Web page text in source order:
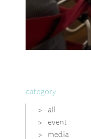
category
>
all
>
event
>
media